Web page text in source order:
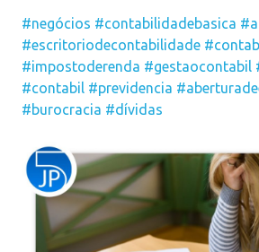
#negócios #contabilidadebasica
#escritoriodecontabilidade
#impostoderenda #gestaocontabil
#contabil #previdencia
#burocracia #dívidas